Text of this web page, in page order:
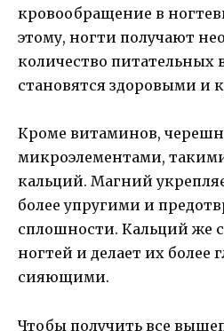
кровообращение в
этому, ногти получают
количество питательных
становятся здоровыми и
Кроме витаминов,
микроэлементами,
кальций. Магний
более упругими и
сплошности. Кальций же
ногтей и делает их более
сияющими.
Чтобы получить все